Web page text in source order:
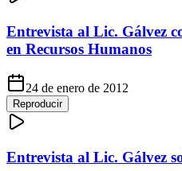
Entrevista al Lic. Gálvez
en Recursos Humanos
24 de enero de 2012
Reproducir
Entrevista al Lic. Gálvez